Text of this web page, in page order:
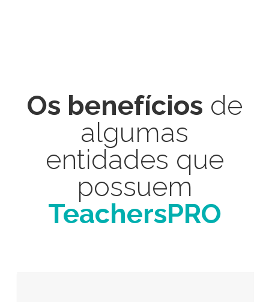
Os benefícios de
algumas
entidades que
possuem
TeachersPRO